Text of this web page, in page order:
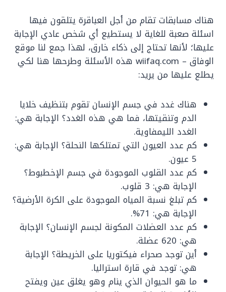
هناك مسابقات تقام من أجل العباقرة يتلقون فيها
اسئلة صعبة للغاية لا يستطيع أي شخص عادي الإجابة
عليها؛ لأنها تحتاج إلى ذكاء خارق، لهذا جمع لنا موقع
الوفاق – wiifaq.com هذه الأسئلة وطرحها هنا لكي
يطلع عليها من يريد:
هناك غدد في جسم الإنسان تقوم بتنظيف خلايا
الدم وتنقيتها، فما هي هذه الغدد؟ الإجابة هي:
الغدد الليمفاوية.
كم عدد العيون التي تمتلكها النحلة؟ الإجابة هي:
5 عيون.
كم عدد القلوب الموجودة في جسم الإخطبوط؟
الإجابة هي: 3 قلوب.
كم تبلغ نسبة المياه الموجودة على الكرة الأرضية؟
الإجابة هي: 71%.
كم عدد العضلات المكونة لجسم الإنسان؟ الإجابة
هي: 620 عضلة.
أين توجد صحراء فيكتوريا على الخريطة؟ الإجابة
هي: توجد في قارة استراليا.
ما هو الحيوان الذي ينام وهو يغلق عين ويفتح